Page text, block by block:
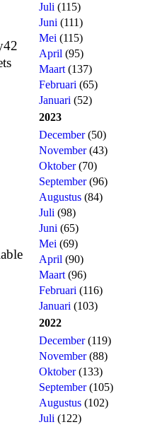
Juli (115)
Juni (111)
Mei (115)
April (95)
Maart (137)
Februari (65)
Januari (52)
2023
December(50)
November(43)
Oktober(70)
September(96)
Augustus (84)
Juli (98)
Juni (65)
Mei (69)
April (90)
Maart (96)
Februari (116)
Januari (103)
2022
December(119)
November(88)
Oktober(133)
September(105)
Augustus (102)
Juli (122)